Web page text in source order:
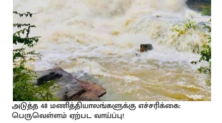
அடுத்த 48 மணித்தியாலங்களுக்கு எச்சரிக்கை:
பெருவெள்ளம் ஏற்பட வாய்ப்பு!